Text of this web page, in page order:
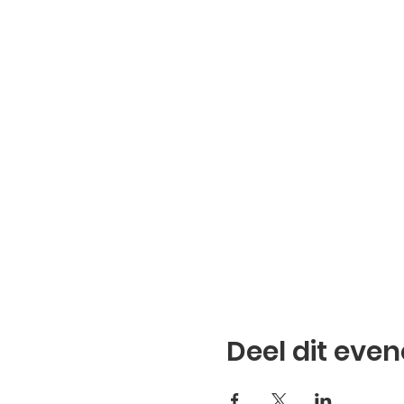
Deel dit